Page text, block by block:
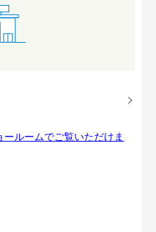
ルームでご覧いただけま